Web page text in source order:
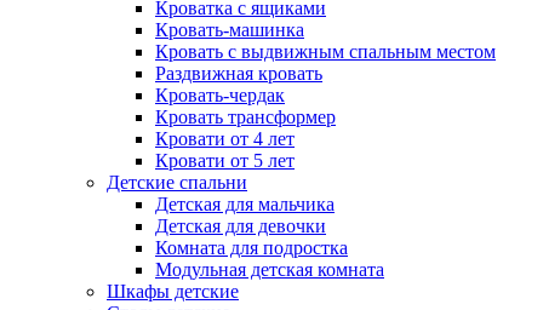
Кроватка с ящиками
Кровать-машинка
Кровать с выдвижным спальным местом
Раздвижная кровать
Кровать-чердак
Кровать трансформер
Кровати от 4 лет
Кровати от 5 лет
Детские спальни
Детская для мальчика
Детская для девочки
Комната для подростка
Модульная детская комната
Шкафы детские